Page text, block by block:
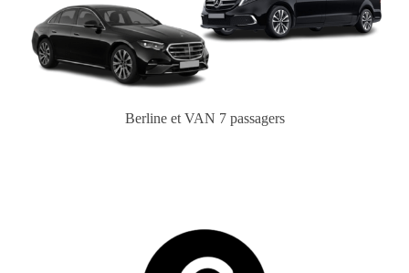
Berline et VAN 7 passagers